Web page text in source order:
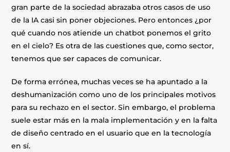
gran parte de la sociedad abrazaba otros casos de uso
de la IA casi sin poner objeciones. Pero entonces ¿por
qué cuando nos atiende un chatbot ponemos el grito
en el cielo? Es otra de las cuestiones que, como sector,
tenemos que ser capaces de comunicar.
De forma errónea, muchas veces se ha apuntado a la
deshumanización como uno de los principales motivos
para su rechazo en el sector. Sin embargo, el problema
suele estar más en la mala implementación y en la falta
de diseño centrado en el usuario que en la tecnología
en sí.